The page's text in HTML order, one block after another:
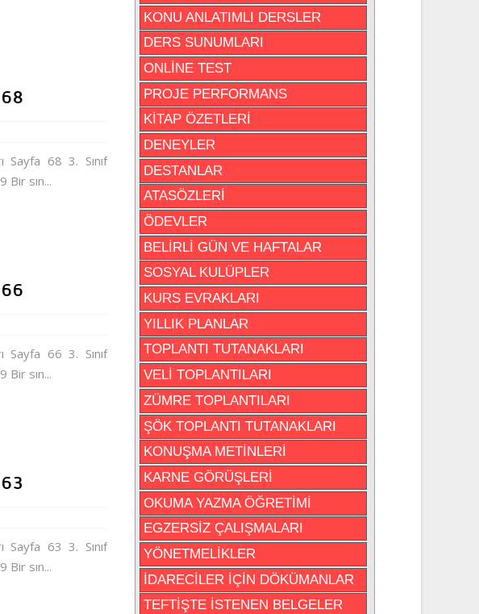
Sayfa 68 3. Sınıf
Bir sın...
Sayfa 66 3. Sınıf
Bir sın...
Sayfa 63 3. Sınıf
Bir sın...
KONU ANLATIMLI DERSLER
DERS SUNUMLARI
ONLİNE TEST
PROJE PERFORMANS
KİTAP ÖZETLERİ
DENEYLER
DESTANLAR
ATASÖZLERİ
ÖDEVLER
BELİRLİ GÜN VE HAFTALAR
SOSYAL KULÜPLER
KURS EVRAKLARI
YILLIK PLANLAR
TOPLANTI TUTANAKLARI
VELİ TOPLANTILARI
ZÜMRE TOPLANTILARI
ŞÖK TOPLANTI TUTANAKLARI
KONUŞMA METİNLERİ
KARNE GÖRÜŞLERİ
OKUMA YAZMA ÖĞRETİMİ
EGZERSİZ ÇALIŞMALARI
YÖNETMELİKLER
İDARECİLER İÇİN DÖKÜMANLAR
TEFTİŞTE İSTENEN BELGELER